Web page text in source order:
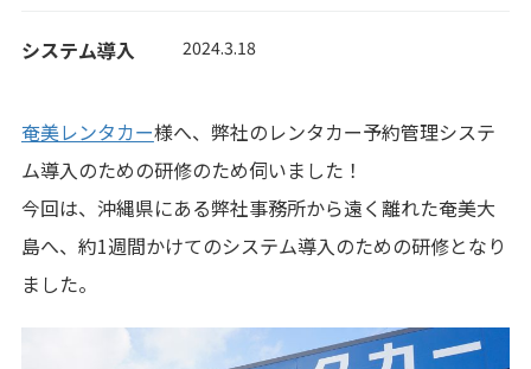
システム導入 2024.3.18
奄美レンタカー様へ、弊社のレンタカー予約管理システ
ム導入のための研修のため伺いました！
今回は、沖縄県にある弊社事務所から遠く離れた奄美大
島へ、約1週間かけてのシステム導入のための研修となり
ました。